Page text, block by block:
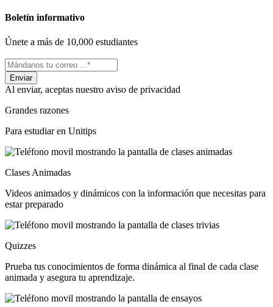
Boletín informativo
Únete a más de 10,000 estudiantes
Al enviar, aceptas nuestro aviso de privacidad
Grandes razones
Para estudiar en Unitips
Clases Animadas
Videos animados y dinámicos con la información que necesitas para
estar preparado
Quizzes
Prueba tus conocimientos de forma dinámica al final de cada clase
animada y asegura tu aprendizaje.